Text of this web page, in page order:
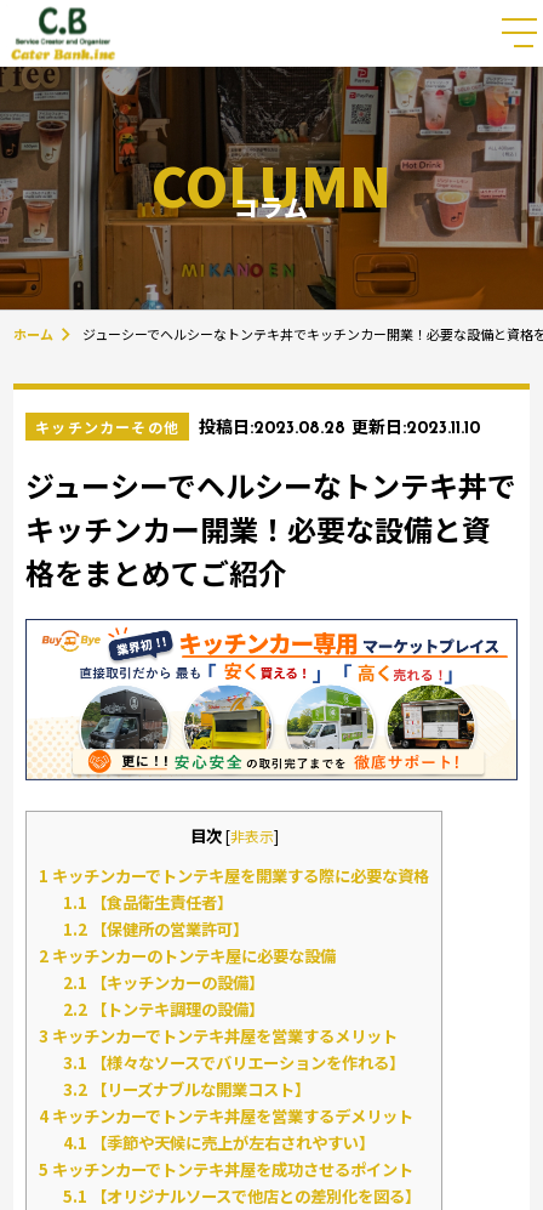
COLUMN
コラム
ホーム ジューシーでヘルシーなトンテキ丼でキッチンカー開業！必要な設備と資格
キッチンカーその他 投稿日:2023.08.28 更新日:2023.11.10
ジューシーでヘルシーなトンテキ丼で
キッチンカー開業！必要な設備と資
格をまとめてご紹介
目次[非表示]
1 キッチンカーでトンテキ屋を開業する際に必要な資格
1.1 【食品衛生責任者】
1.2 【保健所の営業許可】
2 キッチンカーのトンテキ屋に必要な設備
2.1 【キッチンカーの設備】
2.2 【トンテキ調理の設備】
3 キッチンカーでトンテキ丼屋を営業するメリット
3.1 【様々なソースでバリエーションを作れる】
3.2 【リーズナブルな開業コスト】
4キッチンカーでトンテキ丼屋を営業するデメリット
4.1 【季節や天候に売上が左右されやすい】
5 キッチンカーでトンテキ丼屋を成功させるポイント
5.1 【オリジナルソースで他店との差別化を図る】